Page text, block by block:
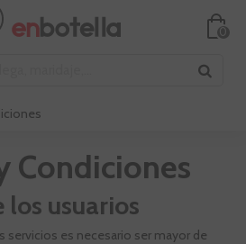
0
Condiciones
los usuarios
servicios es necesario ser mayor de